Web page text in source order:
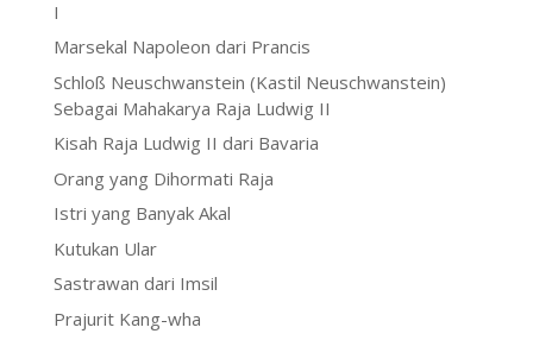
I
Marsekal Napoleon dari Prancis
Schloß Neuschwanstein (Kastil Neuschwanstein)
Sebagai Mahakarya Raja Ludwig II
Kisah Raja Ludwig II dari Bavaria
Orang yang Dihormati Raja
Istri yang Banyak Akal
Kutukan Ular
Sastrawan dari Imsil
Prajurit Kang-wha